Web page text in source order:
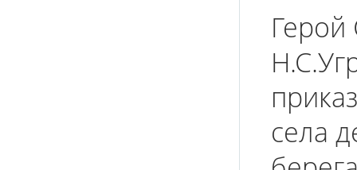
Герой
села